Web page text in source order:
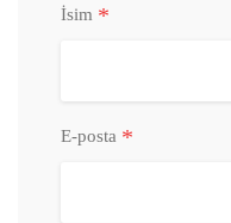
İsim *
E-posta *